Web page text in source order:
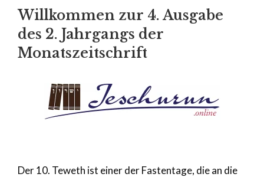
Willkommen zur 4. Ausgabe
des 2. Jahrgangs der
Monatszeitschrift
Der 10. Teweth ist einer der Fastentage, die an die